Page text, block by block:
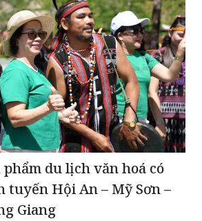
du lịch văn hoá có
tuyến Hội An – Mỹ Sơn –
Giang